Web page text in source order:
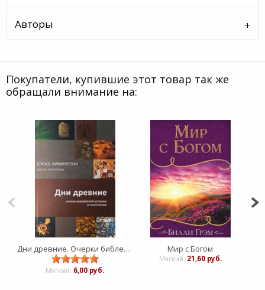
Авторы
Покупатели, купившие этот товар так же
обращали внимание на:
Дни древние. Очерки библейской истории и археологии
Мягкий: 6,00 руб.
Мир с Богом
Мягкий: 21,60 руб.